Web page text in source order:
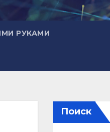
РУКАМИ
Поиск